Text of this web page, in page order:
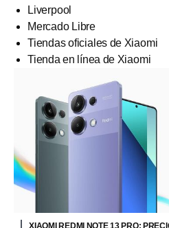
Liverpool
Mercado Libre
Tiendas oficiales de Xiaomi
Tienda en línea de Xiaomi
XIAOMI REDMI NOTE 13 PRO: